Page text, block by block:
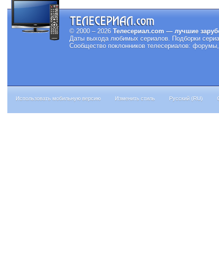
© 2000 – 2026 Телесериал.com — лучшие
Даты выхода любимых сериалов. Подборки
Сообщество поклонников телесериалов:
Использовать мобильную версию Изменить стиль Русский (RU)